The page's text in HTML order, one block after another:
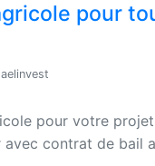
pour
pour votre
contrat de bail